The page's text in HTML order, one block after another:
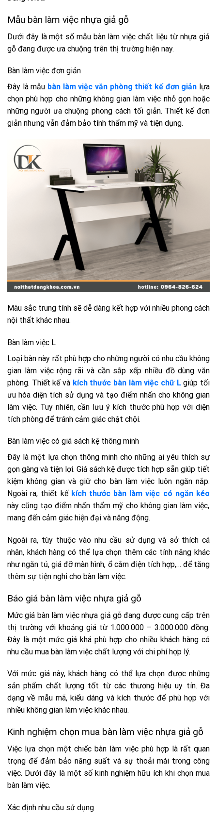
Mẫu bàn làm việc nhựa giả gỗ
Dưới đây là một số mẫu bàn làm việc chất liệu từ nhựa giả
gỗ đang được ưa chuộng trên thị trường hiện nay.
Bàn làm việc đơn giản
Đây là mẫu bàn làm việc văn phòng thiết kế đơn giản lựa
chọn phù hợp cho những không gian làm việc nhỏ gọn hoặc
những người ưa chuộng phong cách tối giản. Thiết kế đơn
giản nhưng vẫn đảm bảo tính thẩm mỹ và tiện dụng.
Màu sắc trung tính sẽ dễ dàng kết hợp với nhiều phong cách
nội thất khác nhau.
Bàn làm việc L
Loại bàn này rất phù hợp cho những người có nhu cầu không
gian làm việc rộng rãi và cần sắp xếp nhiều đồ dùng văn
phòng. Thiết kế và kích thước bàn làm việc chữ Lgiúp tối
ưu hóa diện tích sử dụng và tạo điểm nhấn cho không gian
làm việc. Tuy nhiên, cần lưu ý kích thước phù hợp với diện
tích phòng để tránh cảm giác chật chội.
Bàn làm việc có giá sách kệ thông minh
Đây là một lựa chọn thông minh cho những ai yêu thích sự
gọn gàng và tiện lợi. Giá sách kệ được tích hợp sẵn giúp tiết
kiệm không gian và giữ cho bàn làm việc luôn ngăn nắp.
Ngoài ra, thiết kế kích thước bàn làm việc có ngăn kéo
này cũng tạo điểm nhấn thẩm mỹ cho không gian làm việc,
mang đến cảm giác hiện đại và năng động.
Ngoài ra, tùy thuộc vào nhu cầu sử dụng và sở thích cá
nhân, khách hàng có thể lựa chọn thêm các tính năng khác
như ngăn tủ, giá đỡ màn hình, ổ cắm điện tích hợp,… để tăng
thêm sự tiện nghi cho bàn làm việc.
Báo giá bàn làm việc nhựa giả gỗ
Mức giá bàn làm việc nhựa giả gỗ đang được cung cấp trên
thị trường với khoảng giá từ 1.000.000 – 3.000.000 đồng.
Đây là một mức giá khá phù hợp cho nhiều khách hàng có
nhu cầu mua bàn làm việc chất lượng với chi phí hợp lý.
Với mức giá này, khách hàng có thể lựa chọn được những
sản phẩm chất lượng tốt từ các thương hiệu uy tín. Đa
dạng về mẫu mã, kiểu dáng và kích thước để phù hợp với
nhiều không gian làm việc khác nhau.
Kinh nghiệm chọn mua bàn làm việc nhựa giả gỗ
Việc lựa chọn một chiếc bàn làm việc phù hợp là rất quan
trọng để đảm bảo năng suất và sự thoải mái trong công
việc. Dưới đây là một số kinh nghiệm hữu ích khi chọn mua
bàn làm việc.
Xác định nhu cầu sử dụng